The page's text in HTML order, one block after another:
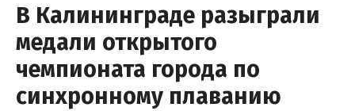
В Калининграде разыграли
медали открытого
чемпионата города по
синхронному плаванию